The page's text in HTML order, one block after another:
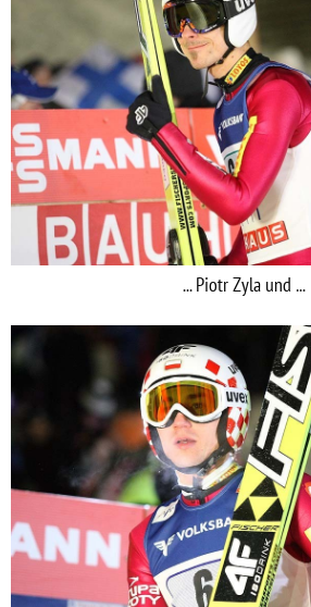
... Piotr Zyla und ...